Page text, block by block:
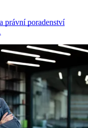
právní poradenství